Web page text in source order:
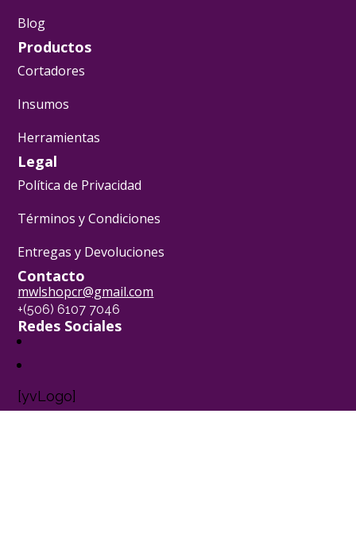
Blog
Productos
Cortadores
Insumos
Herramientas
Legal
Política de Privacidad
Términos y Condiciones
Entregas y Devoluciones
Contacto
mwlshopcr@gmail.com
+(506) 6107 7046
Redes Sociales
[yvLogo]